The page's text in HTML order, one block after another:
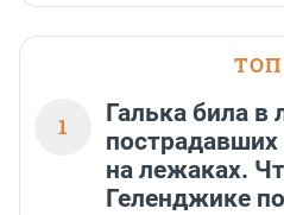
ТОП
1
Галька била в
пострадавших
на лежаках.
Геленджике